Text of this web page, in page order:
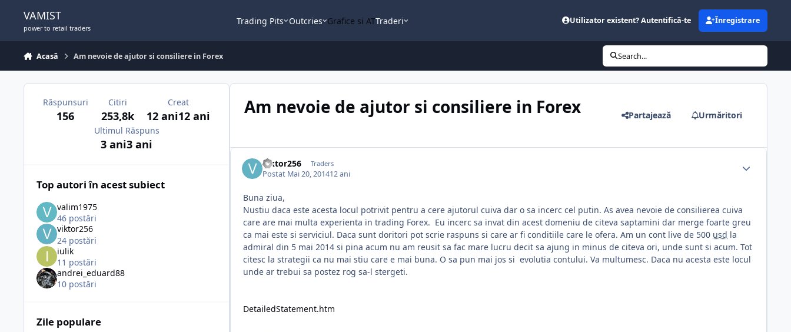
VAMIST
power to retail traders
Trading Pits Outcries Grafice si ATTraderi Utilizator existent? Autentifică-te Înregistrare
Acasă Am nevoie de ajutor si consiliere in Forex Search...
Am nevoie de ajutor si consiliere in Forex Partajează Urmăritori
viktor256 Traders
Postat Mai 20, 201412 ani
Buna ziua,
Nustiu daca este acesta locul potrivit pentru a cere ajutorul cuiva dar o sa incerc cel putin. As avea nevoie de consilierea cuiva
care are mai multa experienta in trading Forex. Eu incerc sa invat din acest domeniu de citeva saptamini dar merge foarte greu
ca mai este si serviciul. Daca sunt doritori pot scrie raspuns si care ar fi conditiile care le ofera. Am un cont live de 500 usd la
admiral din 5 mai 2014 si pina acum nu am reusit sa fac mare lucru decit sa ajung in minus de citeva ori, unde sunt si acum. Tot
citesc la strategii ca nu mai stiu care e mai buna. O sa pun mai jos si evolutia contului. Va multumesc. Daca nu acesta este locul
unde ar trebui sa postez rog sa-l stergeti.
DetailedStatement.htm
Răspunsuri
156
Citiri
253,8k
Creat
12 ani12 ani
Ultimul Răspuns
3 ani3 ani
Top autori în acest subiect
valim1975
46 postări
viktor256
24 postări
iulik
11 postări
andrei_eduard88
10 postări
Zile populare